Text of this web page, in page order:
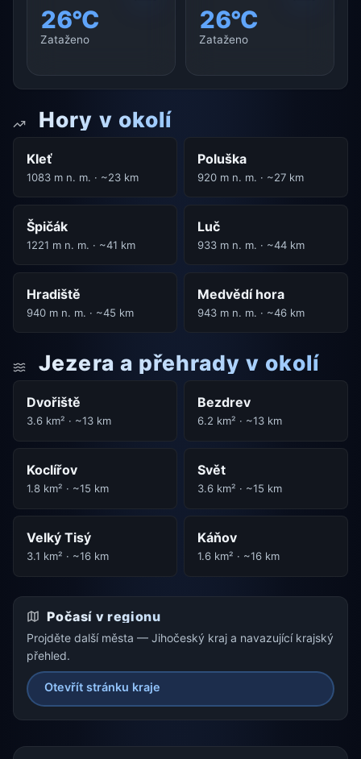
26°C
Zataženo
26°C
Zataženo
Hory v okolí
Kleť
1083 m n. m. · ~23 km
Poluška
920 m n. m. · ~27 km
Špičák
1221 m n. m. · ~41 km
Luč
933 m n. m. · ~44 km
Hradiště
940 m n. m. · ~45 km
Medvědí hora
943 m n. m. · ~46 km
Jezera a přehrady v okolí
Dvořiště
3.6 km² · ~13 km
Bezdrev
6.2 km² · ~13 km
Koclířov
1.8 km² · ~15 km
Svět
3.6 km² · ~15 km
Velký Tisý
3.1 km² · ~16 km
Káňov
1.6 km² · ~16 km
Počasí v regionu
Projděte další města — Jihočeský kraj a navazující krajský
přehled.
Otevřít stránku kraje